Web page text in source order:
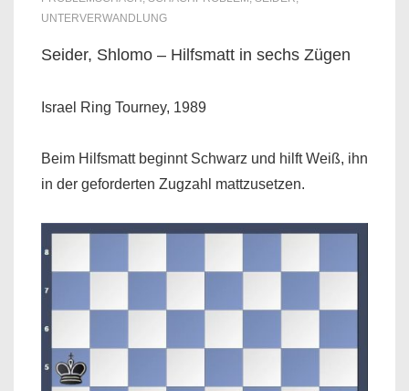
UNTERVERWANDLUNG
Seider, Shlomo – Hilfsmatt in sechs Zügen
Israel Ring Tourney, 1989
Beim Hilfsmatt beginnt Schwarz und hilft Weiß, ihn
in der geforderten Zugzahl mattzusetzen.